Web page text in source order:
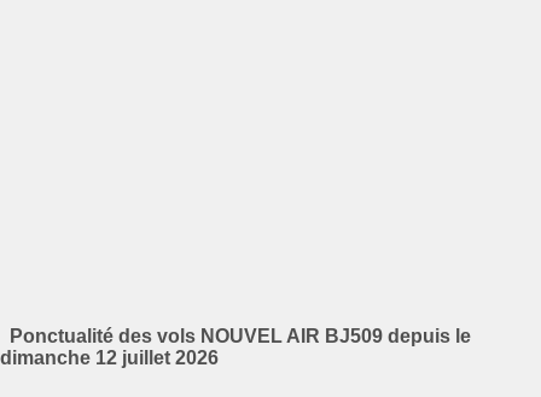
Ponctualité des vols NOUVEL AIR BJ509 depuis le
dimanche 12 juillet 2026